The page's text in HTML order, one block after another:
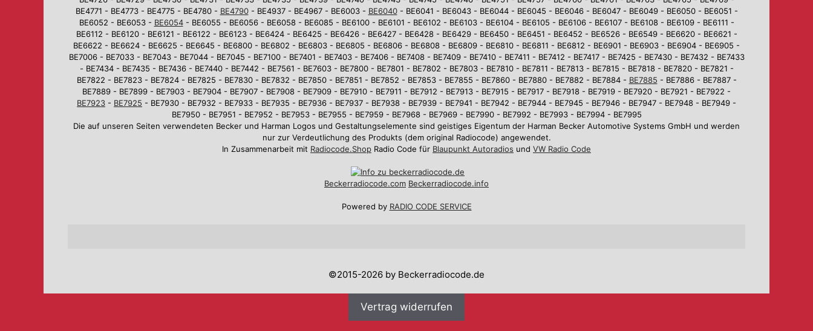
BE4771 - BE4773 - BE4775 - BE4780 - BE4790- BE4937 - BE4967 - BE6003 - BE6040- BE6041 - BE6043 - BE6044 - BE6045 - BE6046 - BE6047 - BE6049 - BE6050 - BE6051 -
BE6052 - BE6053 - BE6054- BE6055 - BE6056 - BE6058 - BE6085 - BE6100 - BE6101 - BE6102 - BE6103 - BE6104 - BE6105 - BE6106 - BE6107 - BE6108 - BE6109 - BE6111 -
BE6112 - BE6120 - BE6121 - BE6122 - BE6123 - BE6424 - BE6425 - BE6426 - BE6427 - BE6428 - BE6429 - BE6450 - BE6451 - BE6452 - BE6526 - BE6549 - BE6620 - BE6621 -
BE6622 - BE6624 - BE6625 - BE6645 - BE6800 - BE6802 - BE6803 - BE6805 - BE6806 - BE6808 - BE6809 - BE6810 - BE6811 - BE6812 - BE6901 - BE6903 - BE6904 - BE6905 -
BE7006 - BE7033 - BE7043 - BE7044 - BE7045 - BE7100 - BE7401 - BE7403 - BE7406 - BE7408 - BE7409 - BE7410 - BE7411 - BE7412 - BE7417 - BE7425 - BE7430 - BE7432 - BE7433
- BE7434 - BE7435 - BE7436 - BE7440 - BE7442 - BE7561 - BE7603 - BE7800 - BE7801 - BE7802 - BE7803 - BE7810 - BE7811 - BE7813 - BE7815 - BE7818 - BE7820 - BE7821 -
BE7822 - BE7823 - BE7824 - BE7825 - BE7830 - BE7832 - BE7850 - BE7851 - BE7852 - BE7853 - BE7855 - BE7860 - BE7880 - BE7882 - BE7884 - BE7885 - BE7886 - BE7887 -
BE7889 - BE7899 - BE7903 - BE7904 - BE7907 - BE7908 - BE7909 - BE7910 - BE7911 - BE7912 - BE7913 - BE7915 - BE7917 - BE7918 - BE7919 - BE7920 - BE7921 - BE7922 -
BE7923 - BE7925 - BE7930 - BE7932 - BE7933 - BE7935 - BE7936 - BE7937 - BE7938 - BE7939 - BE7941 - BE7942 - BE7944 - BE7945 - BE7946 - BE7947 - BE7948 - BE7949 -
BE7950 - BE7951 - BE7952 - BE7953 - BE7955 - BE7959 - BE7968 - BE7969 - BE7990 - BE7992 - BE7993 - BE7994 - BE7995
Die auf unseren Seiten verwendeten Becker und Harman Logos und Gestaltungselemente sind geistiges Eigentum der Harman Becker Automotive Systems GmbH und werden
nur zur Verdeutlichung des Produkts (dem original Radiocode) angewendet.
In Zusammenarbeit mit Radiocode.Shop Radio Code für Blaupunkt Autoradios und VW Radio Code
Beckerradiocode.com Beckerradiocode.info
Powered by RADIO CODE SERVICE
©2015-2026 by Beckerradiocode.de
Vertrag widerrufen